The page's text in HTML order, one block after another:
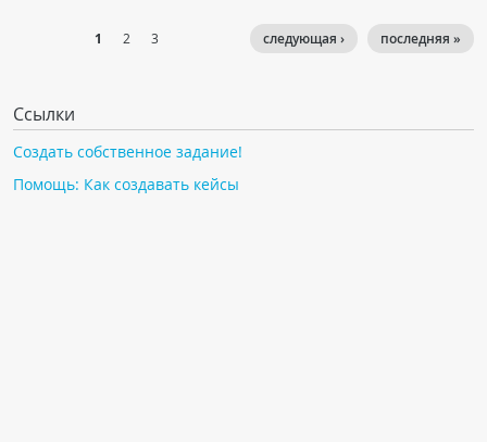
1 2 3 последняя »
следующая ›
Ссылки
Создать собственное задание!
Помощь: Как создавать кейсы